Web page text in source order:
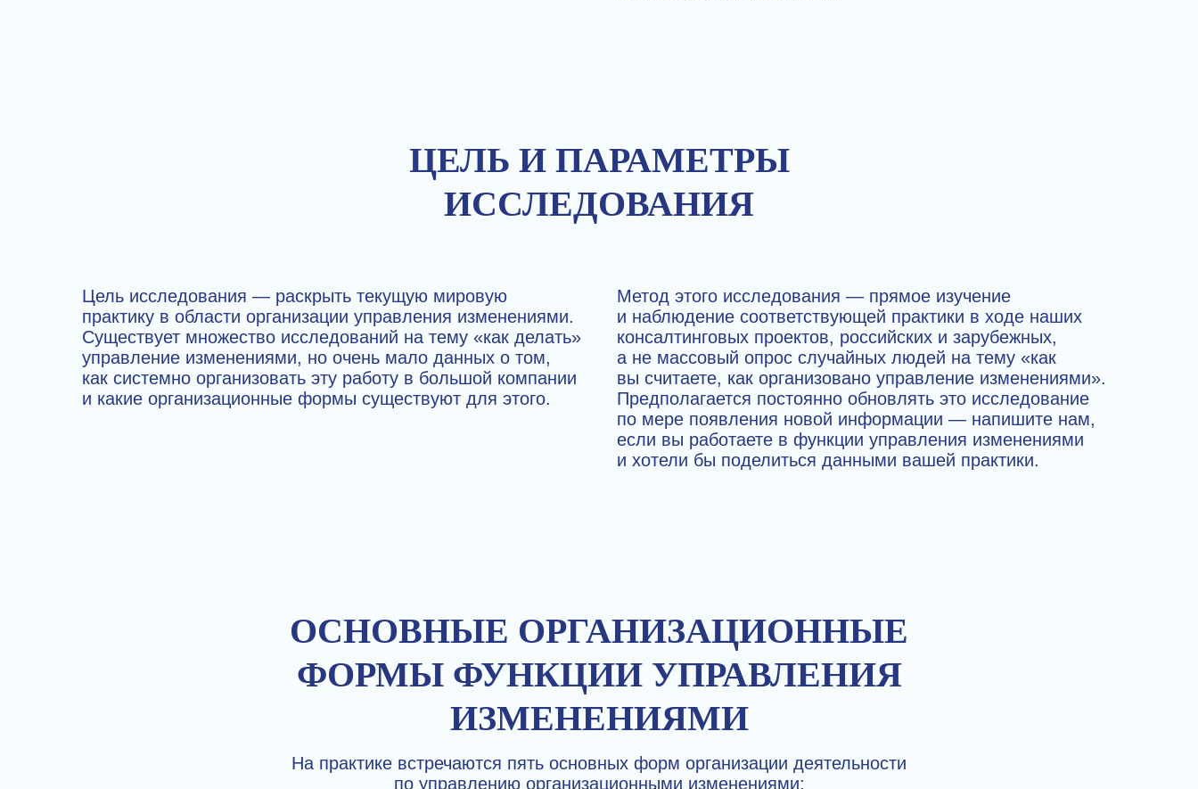
ЦЕЛЬ И ПАРАМЕТРЫ
ИССЛЕДОВАНИЯ
Цель исследования — раскрыть текущую мировую
практику в области организации управления изменениями.
Существует множество исследований на тему «как делать»
управление изменениями, но очень мало данных о том,
как системно организовать эту работу в большой компании
и какие организационные формы существуют для этого.
Метод этого исследования — прямое изучение
и наблюдение соответствующей практики в ходе наших
консалтинговых проектов, российских и зарубежных,
а не массовый опрос случайных людей на тему «как
вы считаете, как организовано управление изменениями».
Предполагается постоянно обновлять это исследование
по мере появления новой информации — напишите нам,
если вы работаете в функции управления изменениями
и хотели бы поделиться данными вашей практики.
ОСНОВНЫЕ ОРГАНИЗАЦИОННЫЕ
ФОРМЫ ФУНКЦИИ УПРАВЛЕНИЯ
ИЗМЕНЕНИЯМИ
На практике встречаются пять основных форм организации деятельности
по управлению организационными изменениями: